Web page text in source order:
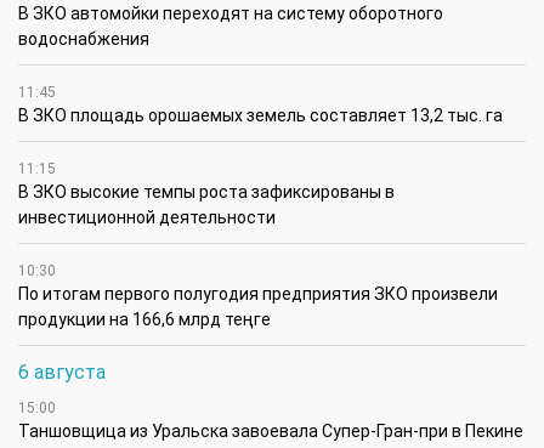
В ЗКО автомойки переходят на систему оборотного
водоснабжения
11:45
В ЗКО площадь орошаемых земель составляет 13,2 тыс. га
11:15
В ЗКО высокие темпы роста зафиксированы в
инвестиционной деятельности
10:30
По итогам первого полугодия предприятия ЗКО произвели
продукции на 166,6 млрд теңге
6 августа
15:00
Таншовщица из Уральска завоевала Супер-Гран-при в Пекине